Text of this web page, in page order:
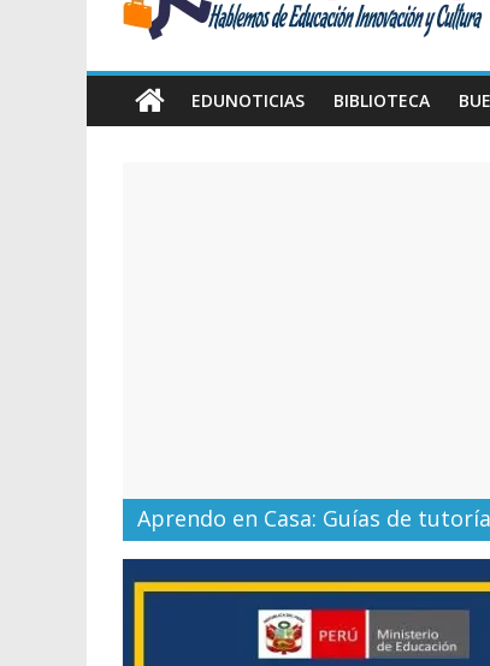
Educación,
EDUNOTICIAS BIBLIOTECA
Aprendo en Casa: Guías de